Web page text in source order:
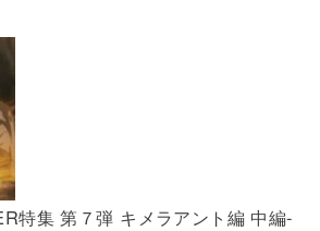
特集 第７弾 キメラアント編 中編-